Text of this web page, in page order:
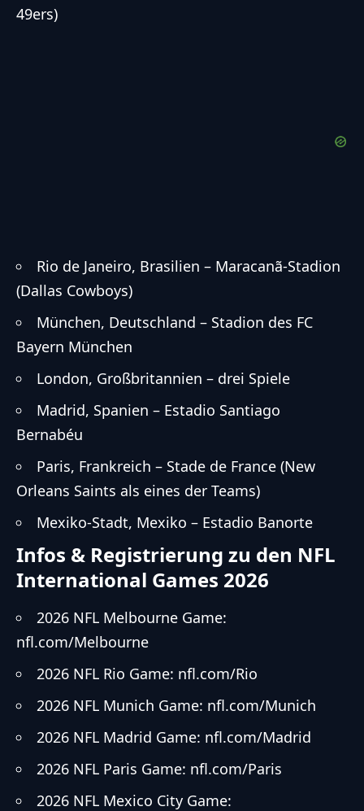
49ers)
Rio de Janeiro, Brasilien – Maracanã-Stadion
(Dallas Cowboys)
München, Deutschland – Stadion des FC
Bayern München
London, Großbritannien – drei Spiele
Madrid, Spanien – Estadio Santiago
Bernabéu
Paris, Frankreich – Stade de France (New
Orleans Saints als eines der Teams)
Mexiko-Stadt, Mexiko – Estadio Banorte
Infos & Registrierung zu den NFL
International Games 2026
2026 NFL Melbourne Game:
nfl.com/Melbourne
2026 NFL Rio Game: nfl.com/Rio
2026 NFL Munich Game: nfl.com/Munich
2026 NFL Madrid Game: nfl.com/Madrid
2026 NFL Paris Game: nfl.com/Paris
2026 NFL Mexico City Game: